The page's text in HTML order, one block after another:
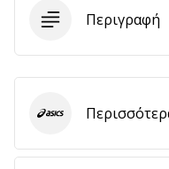
Εμφάνιση
όλων
των
άρθρων
Περιγραφή
ASICS